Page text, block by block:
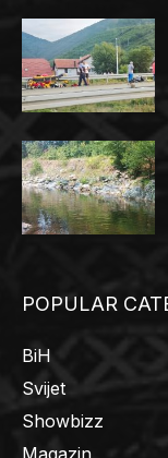
POPULAR
BiH
Svijet
Showbizz
Magazin